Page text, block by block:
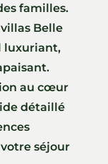
familles.
Belle
luxuriant,
au cœur
détaillé
séjour